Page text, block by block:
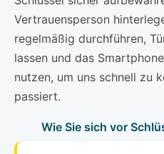
Vertrauensperson
regelmäßig durchführen,
lassen und das
nutzen, um uns schnell zu
passiert.
Wie Sie sich vor